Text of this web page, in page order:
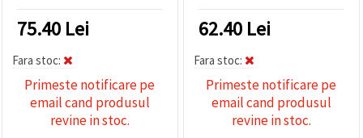
75.40 Lei
Fara stoc:
Primeste notificare pe
email cand produsul
revine in stoc.
62.40 Lei
Fara stoc:
Primeste notificare pe
email cand produsul
revine in stoc.